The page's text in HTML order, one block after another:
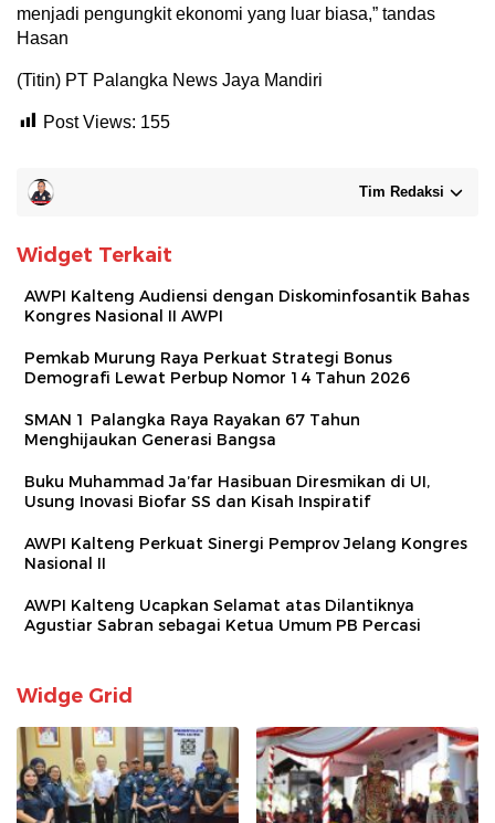
menjadi pengungkit ekonomi yang luar biasa,” tandas
Hasan
(Titin) PT Palangka News Jaya Mandiri
Post Views: 155
Tim Redaksi
Widget Terkait
AWPI Kalteng Audiensi dengan Diskominfosantik Bahas
Kongres Nasional II AWPI
Pemkab Murung Raya Perkuat Strategi Bonus
Demografi Lewat Perbup Nomor 14 Tahun 2026
SMAN 1 Palangka Raya Rayakan 67 Tahun
Menghijaukan Generasi Bangsa
Buku Muhammad Ja’far Hasibuan Diresmikan di UI,
Usung Inovasi Biofar SS dan Kisah Inspiratif
AWPI Kalteng Perkuat Sinergi Pemprov Jelang Kongres
Nasional II
AWPI Kalteng Ucapkan Selamat atas Dilantiknya
Agustiar Sabran sebagai Ketua Umum PB Percasi
Widge Grid